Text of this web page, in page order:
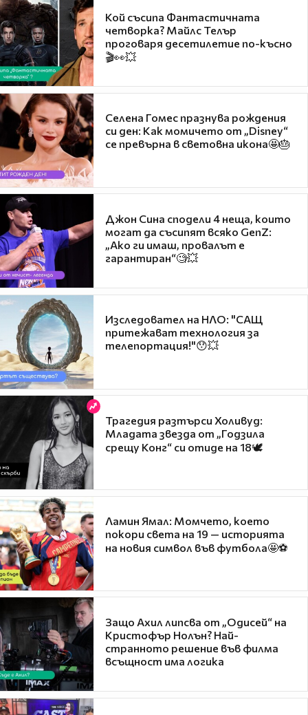
Кой съсипа Фантастичната
четворка? Майлс Телър
проговаря десетилетие по-късно
🎬👀💥
Селена Гомес празнува рождения
си ден: Как момичето от „Disney“
се превърна в световна икона🤩🎂
Джон Сина сподели 4 неща, които
могат да съсипят всяко GenZ:
„Ако ги имаш, провалът е
гарантиран“🧐💥
Изследовател на НЛО: "САЩ
притежават технология за
телепортация!"😯💥
Трагедия разтърси Холивуд:
Младата звезда от „Годзила
срещу Конг“ си отиде на 18🕊️
Ламин Ямал: Момчето, което
покори света на 19 — историята
на новия символ във футбола🤩⚽
Защо Ахил липсва от „Одисей“ на
Кристофър Нолън? Най-
странното решение във филма
всъщност има логика